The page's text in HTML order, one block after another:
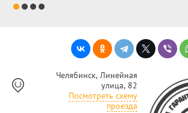
Челябинск, Линейная
улица, 82
Посмотреть схему
проезда